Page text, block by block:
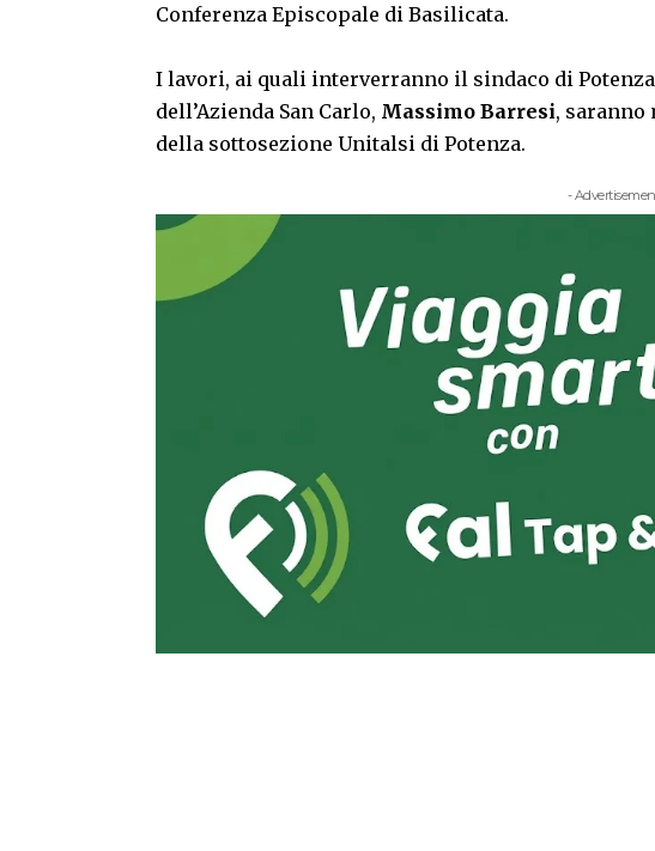
Conferenza Episcopale di Basilicata.
I lavori, ai quali interverranno il sindaco di
dell’Azienda San Carlo, Massimo Barresi, saranno
della sottosezione Unitalsi di Potenza.
-